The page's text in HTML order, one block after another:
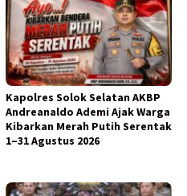
Kapolres Solok Selatan AKBP
Andreanaldo Ademi Ajak Warga
Kibarkan Merah Putih Serentak
1–31 Agustus 2026